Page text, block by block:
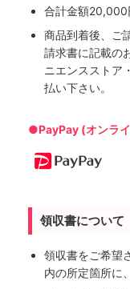
合計金額20,000
商品到着後、ご
請求書に記載の
ニエンスストア
払い下さい。
●PayPay (オンラ
領収書について
領収書をご希望
内の所定箇所に